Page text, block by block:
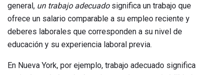
general, un trabajo adecuadosignifica un trabajo que
ofrece un salario comparable a su empleo reciente y
deberes laborales que corresponden a su nivel de
educación y su experiencia laboral previa.
En Nueva York, por ejemplo, trabajo adecuado significa